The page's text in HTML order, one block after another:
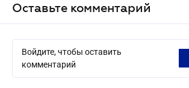
Оставьте комментарий
Войдите, чтобы оставить
комментарий